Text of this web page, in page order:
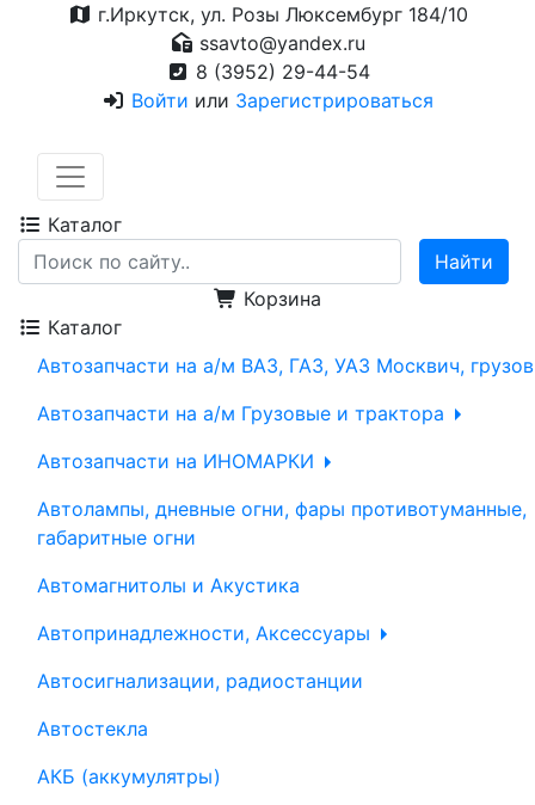
г.Иркутск, ул. Розы Люксембург 184/10
ssavto@yandex.ru
8 (3952) 29-44-54
Войти или Зарегистрироваться
Каталог
Корзина
Каталог
Автозапчасти на а/м ВАЗ, ГАЗ, УАЗ Москвич,
Автозапчасти на а/м Грузовые и трактора
Автозапчасти на ИНОМАРКИ
Автолампы, дневные огни, фары противотуманные,
габаритные огни
Автомагнитолы и Акустика
Автопринадлежности, Аксессуары
Автосигнализации, радиостанции
Автостекла
АКБ (аккумулятры)